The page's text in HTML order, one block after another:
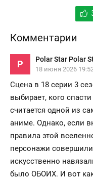
Комментарии
P Polar Star Polar
18 июня 2026
Сцена в 18 серии 3
выбирает, кого
считается одной из
аниме. Однако, если
правила этой
персонажи
искусственно
было ОБОИХ. И вот